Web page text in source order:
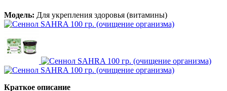
Модель: Для укрепления здоровья (витамины)
Краткое описание